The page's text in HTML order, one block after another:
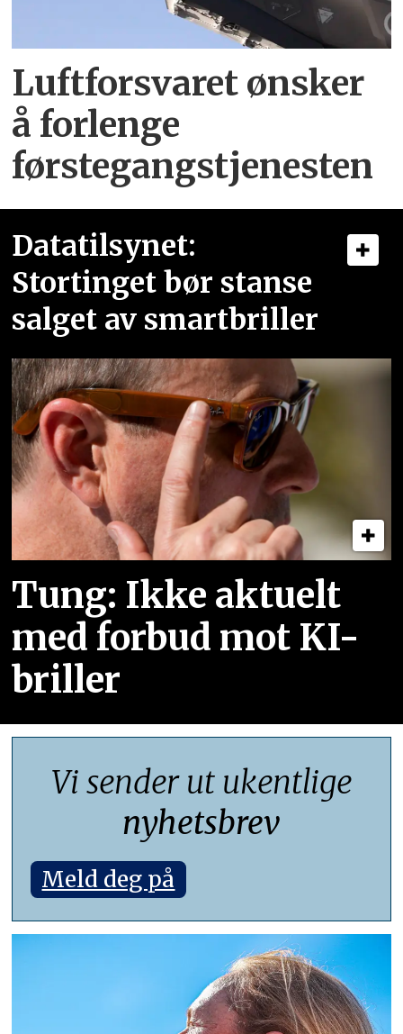
Luftforsvaret ønsker
å forlenge
førstegangstjenesten
Datatilsynet:
Stortinget bør stanse
salget av smartbriller
Tung: Ikke aktuelt
med forbud mot KI-
briller
Vi sender ut ukentlige
nyhetsbrev
Meld deg på